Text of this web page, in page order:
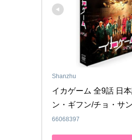
Shanzhu
イカゲーム 全9話 日
ン・ギフン/チョ・サ
66068397